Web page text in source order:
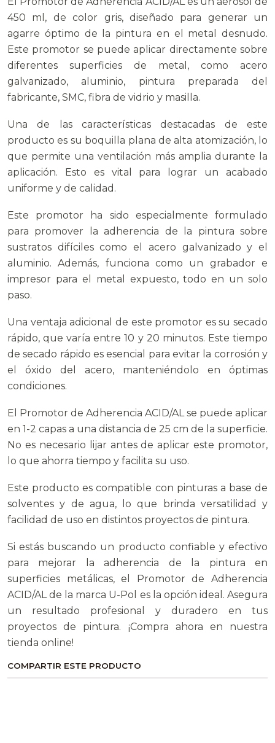
450 ml, de color gris, diseñado para generar un
agarre óptimo de la pintura en el metal desnudo.
Este promotor se puede aplicar directamente sobre
diferentes superficies de metal, como acero
galvanizado, aluminio, pintura preparada del
fabricante, SMC, fibra de vidrio y masilla.
Una de las características destacadas de este
producto es su boquilla plana de alta atomización, lo
que permite una ventilación más amplia durante la
aplicación. Esto es vital para lograr un acabado
uniforme y de calidad.
Este promotor ha sido especialmente formulado
para promover la adherencia de la pintura sobre
sustratos difíciles como el acero galvanizado y el
aluminio. Además, funciona como un grabador e
impresor para el metal expuesto, todo en un solo
paso.
Una ventaja adicional de este promotor es su secado
rápido, que varía entre 10 y 20 minutos. Este tiempo
de secado rápido es esencial para evitar la corrosión y
el óxido del acero, manteniéndolo en óptimas
condiciones.
El Promotor de Adherencia ACID/AL se puede aplicar
en 1-2 capas a una distancia de 25 cm de la superficie.
No es necesario lijar antes de aplicar este promotor,
lo que ahorra tiempo y facilita su uso.
Este producto es compatible con pinturas a base de
solventes y de agua, lo que brinda versatilidad y
facilidad de uso en distintos proyectos de pintura.
Si estás buscando un producto confiable y efectivo
para mejorar la adherencia de la pintura en
superficies metálicas, el Promotor de Adherencia
ACID/AL de la marca U-Pol es la opción ideal. Asegura
un resultado profesional y duradero en tus
proyectos de pintura. ¡Compra ahora en nuestra
tienda online!
COMPARTIR ESTE PRODUCTO